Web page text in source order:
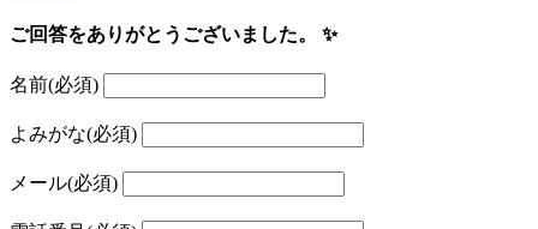
ご回答をありがとうございました。 ✨
名前(必須)
よみがな(必須)
メール(必須)